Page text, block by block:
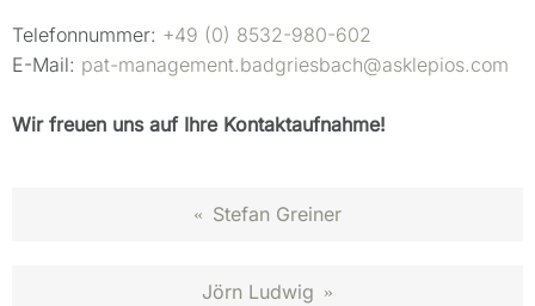
Telefonnummer: +49 (0) 8532-980-602
E-Mail: pat-management.badgriesbach@asklepios.com
Wir freuen uns auf Ihre Kontaktaufnahme!
« Stefan Greiner
Jörn Ludwig »